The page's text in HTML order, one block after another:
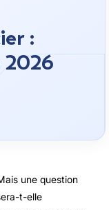
:
2026
une question
t-elle